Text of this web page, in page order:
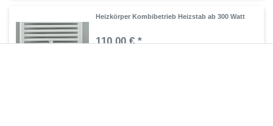
Heizkörper Kombibetrieb Heizstab ab 300 Watt
110,00 € *